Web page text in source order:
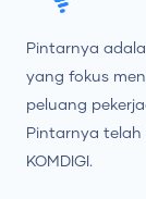
Pintarnya
yang fokus
peluang
Pintarnya telah
KOMDIGI.